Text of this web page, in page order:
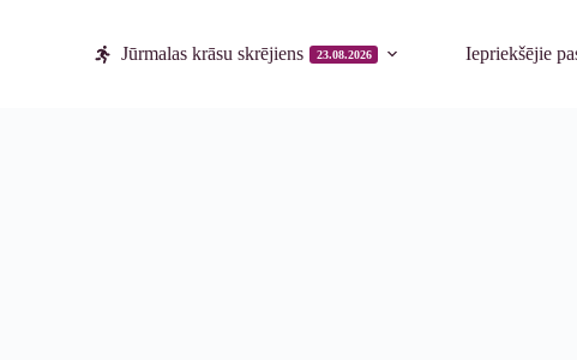
Jūrmalas krāsu skrējiens 23.08.2026 Iepriekšējie